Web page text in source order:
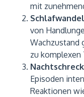
mit
von
Wachzustand
zu komplexen
Episoden
Reaktionen